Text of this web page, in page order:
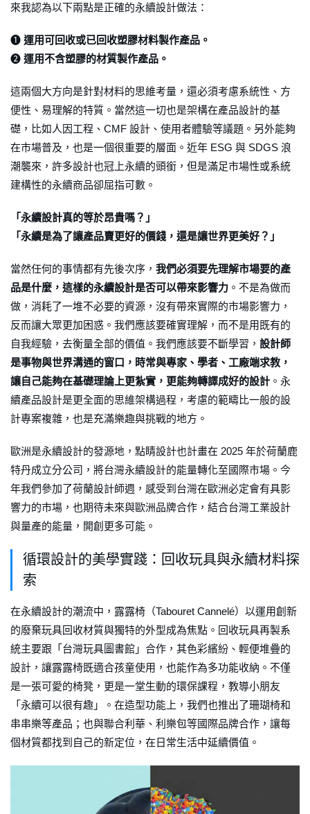
來我認為以下兩點是正確的永續設計做法：
➊ 運用可回收或已回收塑膠材料製作產品。
➋ 運用不含塑膠的材質製作產品。
這兩個大方向是針對材料的思維考量，還必須考慮系統性、方
便性、易理解的特質。當然這一切也是架構在產品設計的基
礎，比如人因工程、CMF 設計、使用者體驗等議題。另外能夠
在市場普及，也是一個很重要的層面。近年 ESG 與 SDGS 浪
潮襲來，許多設計也冠上永續的頭銜，但是滿足市場性或系統
建構性的永續商品卻屈指可數。
「永續設計真的等於昂貴嗎？」
「永續是為了讓產品賣更好的價錢，還是讓世界更美好？」
當然任何的事情都有先後次序， 我們必須要先理解市場要的產
品是什麼，這樣的永續設計是否可以帶來影響力 。不是為做而
做，消耗了一堆不必要的資源，沒有帶來實際的市場影響力，
反而讓大眾更加困惑。我們應該要確實理解，而不是用既有的
自我經驗，去衡量全部的價值。我們應該要不斷學習， 設計師
是事物與世界溝通的窗口，時常與專家、學者、工廠端求教，
讓自己能夠在基礎理論上更紮實，更能夠轉譯成好的設計 。永
續產品設計是更全面的思維架構過程，考慮的範疇比一般的設
計專案複雜，也是充滿樂趣與挑戰的地方。
歐洲是永續設計的發源地，點睛設計也計畫在 2025 年於荷蘭鹿
特丹成立分公司，將台灣永續設計的能量轉化至國際市場。今
年我們參加了荷蘭設計師週，感受到台灣在歐洲必定會有具影
響力的市場，也期待未來與歐洲品牌合作，結合台灣工業設計
與量產的能量，開創更多可能。
循環設計的美學實踐：回收玩具與永續材料探
索
在永續設計的潮流中，露露椅（Tabouret Cannelé）以運用創新
的廢棄玩具回收材質與獨特的外型成為焦點。回收玩具再製系
統主要跟「台灣玩具圖書館」合作，其色彩繽紛、輕便堆疊的
設計，讓露露椅既適合孩童使用，也能作為多功能收納。不僅
是一張可愛的椅凳，更是一堂生動的環保課程，教導小朋友
「永續可以很有趣」。在造型功能上，我們也推出了珊瑚椅和
串串樂等產品；也與聯合利華、利樂包等國際品牌合作，讓每
個材質都找到自己的新定位，在日常生活中延續價值。